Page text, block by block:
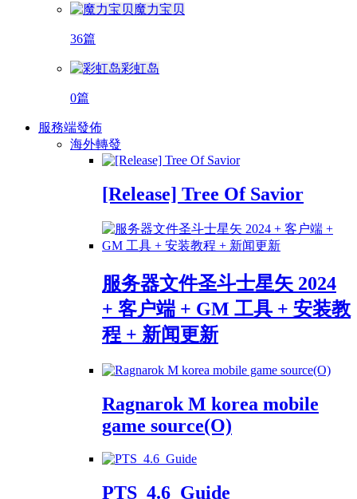
魔力宝贝
36篇
彩虹岛
0篇
服務端發佈
海外轉發
[Release] Tree Of Savior
服务器文件圣斗士星矢 2024
+ 客户端 + GM 工具 + 安装教
程 + 新闻更新
Ragnarok M korea mobile
game source(O)
PTS_4.6_Guide